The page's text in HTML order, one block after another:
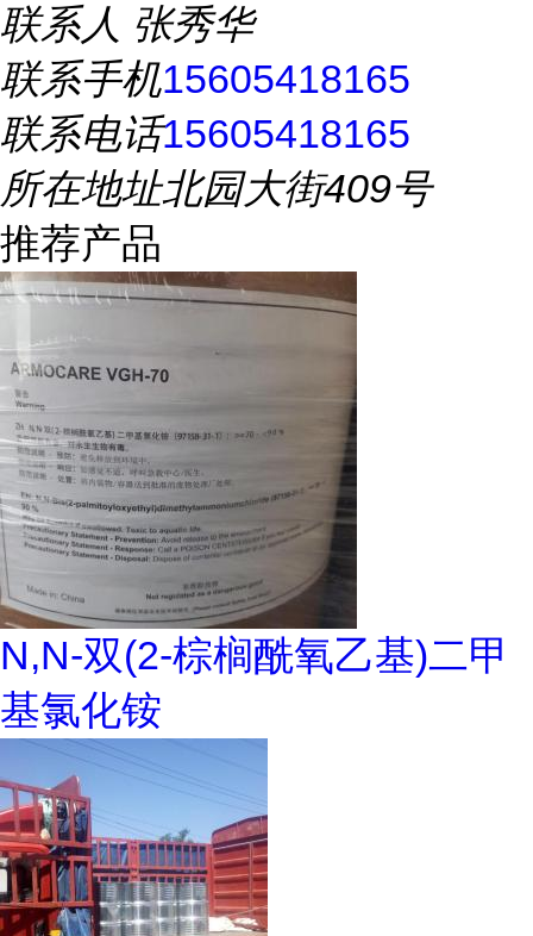
联系人 张秀华
联系手机15605418165
联系电话15605418165
所在地址北园大街409号
推荐产品
N,N-双(2-棕榈酰氧乙基)二甲
基氯化铵